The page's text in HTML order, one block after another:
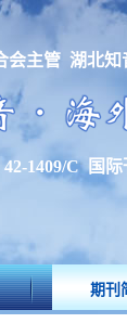
会主管 湖北知
1409/C 国际
期刊